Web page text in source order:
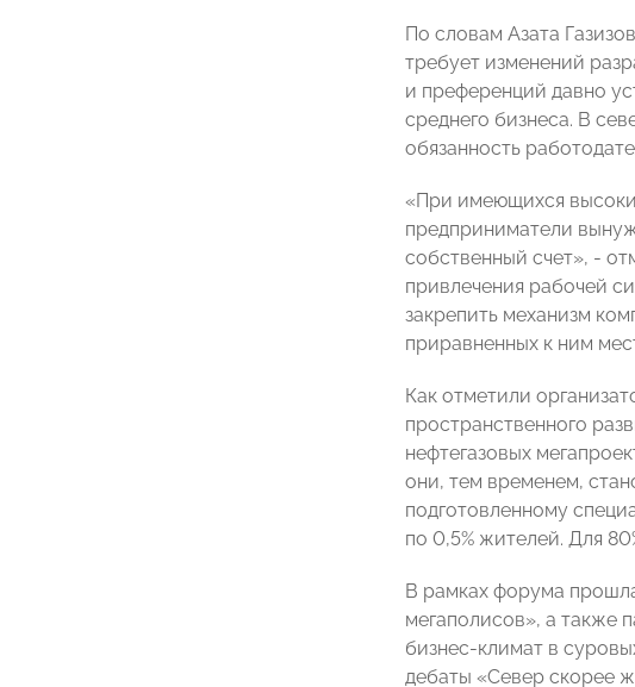
По словам Азата
требует изменений
и преференций давно
среднего бизнеса. В
обязанность
«При имеющихся
предприниматели
собственный счет», -
привлечения рабочей
закрепить механизм
приравненных к ним
Как отметили
пространственного
нефтегазовых
они, тем временем,
подготовленному
по 0,5% жителей. Для
В рамках форума
мегаполисов», а также
бизнес-климат в
дебаты «Север скорее